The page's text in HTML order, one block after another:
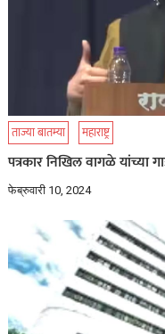
ताज्या बातम्या महाराष्ट्र
पत्रकार निखिल वागळे यांच्या
फेब्रुवारी 10, 2024